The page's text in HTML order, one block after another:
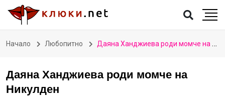
Начало Любопитно Даяна Ханджиева роди момче на Никулден
Даяна Ханджиева роди момче на
Никулден